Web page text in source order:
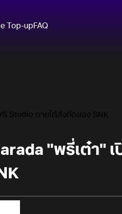
Top-upFAQ
Studio ภายใต้สังกัดของ SNK
"พรี่เต๋า"